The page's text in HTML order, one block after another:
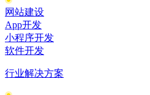
网站建设
App开发
小程序开发
软件开发
行业解决方案